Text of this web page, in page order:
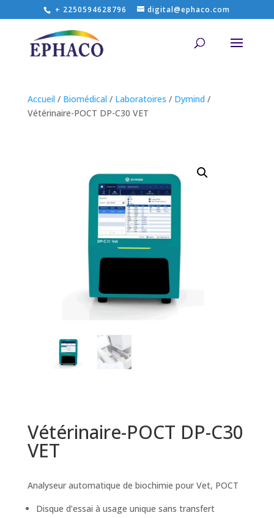
+ 2250594628796 digital@ephaco.com
Accueil / Biomédical / Laboratoires / Dymind /
Vétérinaire-POCT DP-C30 VET
Vétérinaire-POCT DP-C30
VET
Analyseur automatique de biochimie pour Vet, POCT
Disque d’essai à usage unique sans transfert